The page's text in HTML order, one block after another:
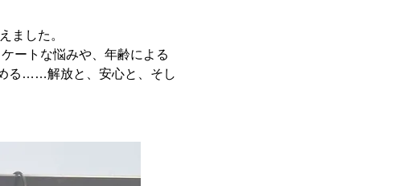
ました。
ートな悩みや、年齢による
る……解放と、安心と、そし